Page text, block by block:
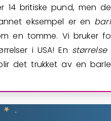
14 britiske pund, men
eksempel er en
en tomme. Vi bruker
i USA! En størrelse
det trukket av en